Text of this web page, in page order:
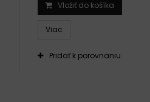
Vložiť do košíka
Viac
Pridať k porovnaniu